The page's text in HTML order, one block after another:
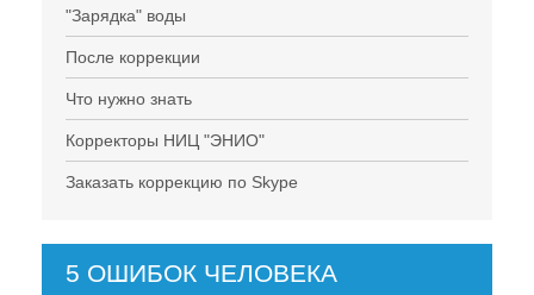
"Зарядка" воды
После коррекции
Что нужно знать
Корректоры НИЦ "ЭНИО"
Заказать коррекцию по Skype
5 ОШИБОК ЧЕЛОВЕКА